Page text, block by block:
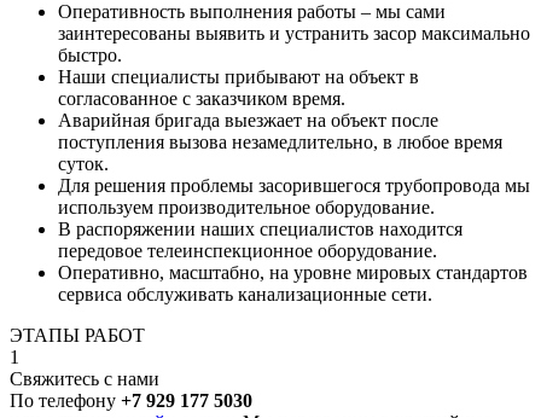
Оперативность выполнения работы – мы сами
заинтересованы выявить и устранить засор максимально
быстро.
Наши специалисты прибывают на объект в
согласованное с заказчиком время.
Аварийная бригада выезжает на объект после
поступления вызова незамедлительно, в любое время
суток.
Для решения проблемы засорившегося трубопровода мы
используем производительное оборудование.
В распоряжении наших специалистов находится
передовое телеинспекционное оборудование.
Оперативно, масштабно, на уровне мировых стандартов
сервиса обслуживать канализационные сети.
ЭТАПЫ РАБОТ
1
Свяжитесь с нами
По телефону +7 929 177 5030